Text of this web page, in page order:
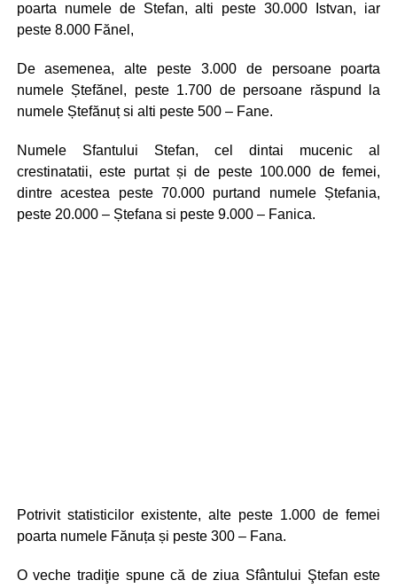
poarta numele de Stefan, alti peste 30.000 Istvan, iar
peste 8.000 Fănel,
De asemenea, alte peste 3.000 de persoane poarta
numele Ștefănel, peste 1.700 de persoane răspund la
numele Ștefănuț si alti peste 500 – Fane.
Numele Sfantului Stefan, cel dintai mucenic al
crestinatatii, este purtat și de peste 100.000 de femei,
dintre acestea peste 70.000 purtand numele Ștefania,
peste 20.000 – Ștefana si peste 9.000 – Fanica.
Potrivit statisticilor existente, alte peste 1.000 de femei
poarta numele Fănuța și peste 300 – Fana.
O veche tradiţie spune că de ziua Sfântului Ştefan este